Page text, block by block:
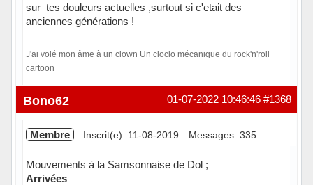
sur tes douleurs actuelles ,surtout si c'etait des
anciennes générations !
J'ai volé mon âme à un clown Un cloclo mécanique du rock'n'roll
cartoon
Hors ligne #1368
01-07-2022 10:46:46
Bono62
Membre Inscrit(e): 11-08-2019 Messages: 335
Mouvements à la Samsonnaise de Dol ;
Arrivées